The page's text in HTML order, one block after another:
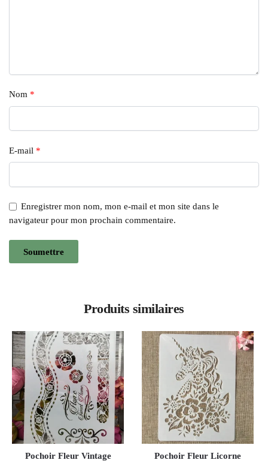
Nom *
E-mail *
Enregistrer mon nom, mon e-mail et mon site dans le
navigateur pour mon prochain commentaire.
Produits similaires
Pochoir Fleur Vintage Pochoir Fleur Licorne